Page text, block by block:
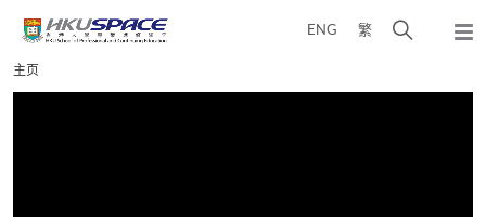
content
ENG 繁
弹
Main
content
主页